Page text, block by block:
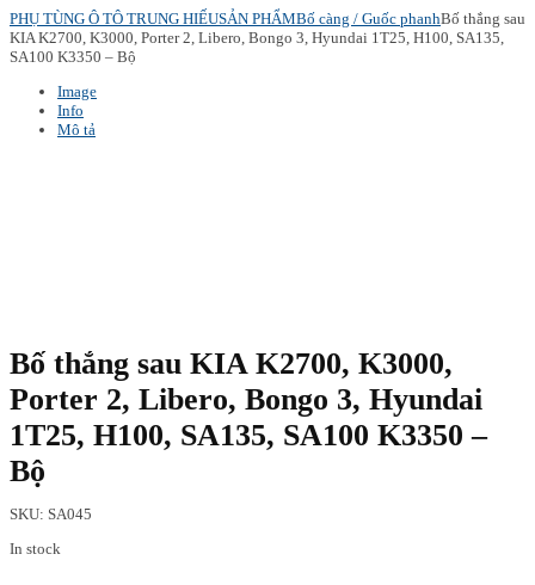
PHỤ TÙNG Ô TÔ TRUNG HIẾUSẢN PHẨMBố càng / Guốc phanhBố thắng sau
KIA K2700, K3000, Porter 2, Libero, Bongo 3, Hyundai 1T25, H100, SA135,
SA100 K3350 – Bộ
Image
Info
Mô tả
Bố thắng sau KIA K2700, K3000,
Porter 2, Libero, Bongo 3, Hyundai
1T25, H100, SA135, SA100 K3350 –
Bộ
SKU: SA045
In stock